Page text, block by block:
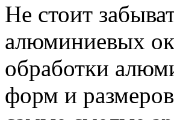
Не стоит
алюминиевых
обработки
форм и